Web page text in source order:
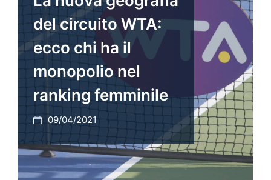
del circuito WTA:
ecco chi ha il
monopolio nel
ranking femminile
09/04/2021